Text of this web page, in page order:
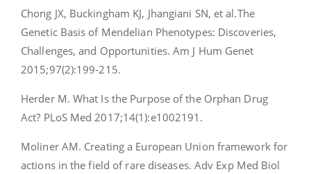
Chong JX, Buckingham KJ, Jhangiani SN, et al.The
Genetic Basis of Mendelian Phenotypes: Discoveries,
Challenges, and Opportunities. Am J Hum Genet
2015;97(2):199-215.
Herder M. What Is the Purpose of the Orphan Drug
Act? PLoS Med 2017;14(1):e1002191.
Moliner AM. Creating a European Union framework for
actions in the field of rare diseases. Adv Exp Med Biol